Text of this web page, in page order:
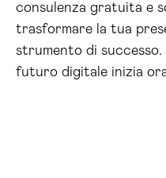
consulenza gratuita e
trasformare la tua
strumento di
futuro digitale inizia